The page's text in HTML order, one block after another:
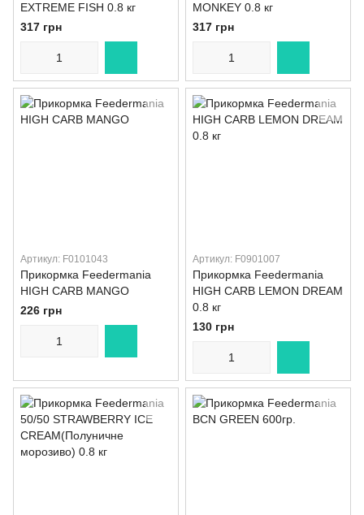
EXTREME FISH 0.8 кг
317 грн
MONKEY 0.8 кг
317 грн
Артикул: F0101043
Прикормка Feedermania
HIGH CARB MANGO
226 грн
Артикул: F0901007
Прикормка Feedermania
HIGH CARB LEMON DREAM
0.8 кг
130 грн